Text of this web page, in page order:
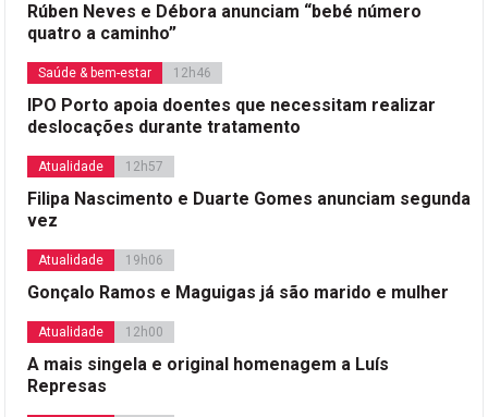
Rúben Neves e Débora anunciam “bebé número
quatro a caminho”
Saúde & bem-estar 12h46
IPO Porto apoia doentes que necessitam realizar
deslocações durante tratamento
Atualidade 12h57
Filipa Nascimento e Duarte Gomes anunciam segunda
vez
Atualidade 19h06
Gonçalo Ramos e Maguigas já são marido e mulher
Atualidade 12h00
A mais singela e original homenagem a Luís
Represas